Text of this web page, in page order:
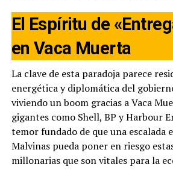
El Espíritu de
en Vaca Muerta
La clave de esta paradoja parece
energética y diplomática del
viviendo un boom gracias a Vaca
gigantes como Shell, BP y Harbour
temor fundado de que una escalada
Malvinas pueda poner en riesgo
millonarias que son vitales para la